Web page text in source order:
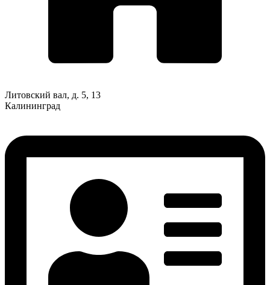
Литовский вал, д. 5, 13
Калининград